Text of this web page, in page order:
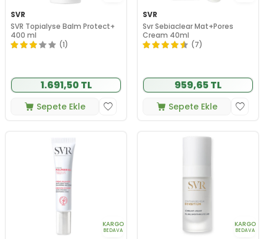
SVR
SVR Topialyse Balm Protect+
400 ml
(1)
1.691,50 TL
Sepete Ekle
SVR
Svr Sebiaclear Mat+Pores
Cream 40ml
(7)
959,65 TL
Sepete Ekle
KARGO
BEDAVA
KARGO
BEDAVA